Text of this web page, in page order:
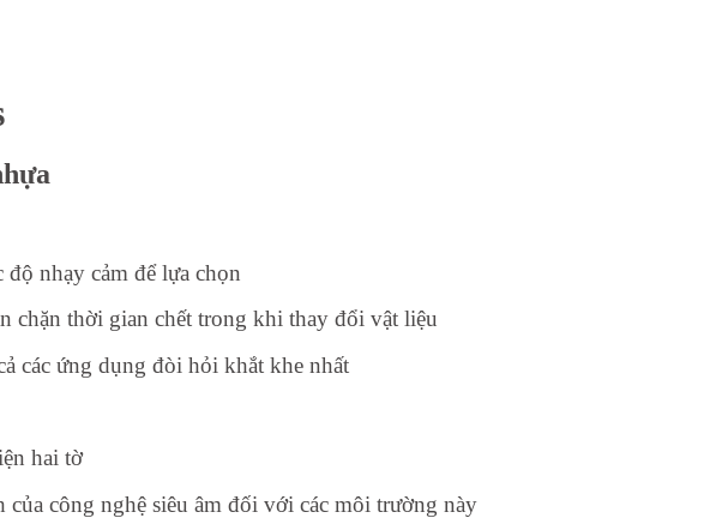
nhạy cảm để lựa chọn
chặn thời gian chết trong khi thay đổi vật liệu
các ứng dụng đòi hỏi khắt khe nhất
hai tờ
công nghệ siêu âm đối với các môi trường này